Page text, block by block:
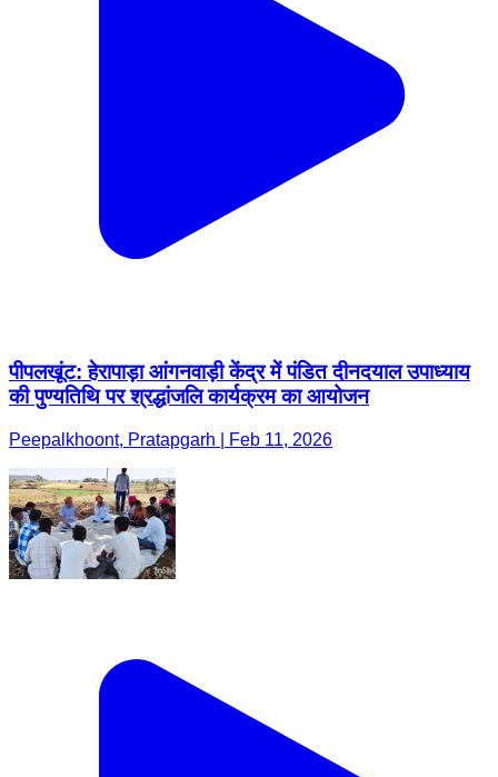
पीपलखूंट: हेरापाड़ा आंगनवाड़ी केंद्र में पंडित दीनदयाल उपाध्याय
की पुण्यतिथि पर श्रद्धांजलि कार्यक्रम का आयोजन
Peepalkhoont, Pratapgarh | Feb 11, 2026